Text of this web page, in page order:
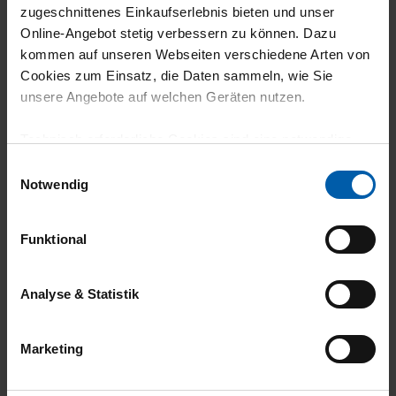
zugeschnittenes Einkaufserlebnis bieten und unser
Online-Angebot stetig verbessern zu können. Dazu
kommen auf unseren Webseiten verschiedene Arten von
Cookies zum Einsatz, die Daten sammeln, wie Sie
unsere Angebote auf welchen Geräten nutzen.
grundlegende Funktionen wie etwa zur Auswahl und
gewährleisten.
Für die Darstellung personalisierter Angebote, Anzeigen
und Inhalte aufgrund Ihres Nutzerverhaltens und Ihres
Zwecke zur Analyse und Optimierung unserer
Notwendig
Funktional
Analyse & Statistik
Marketing
climate-neutral
shipping
Family business